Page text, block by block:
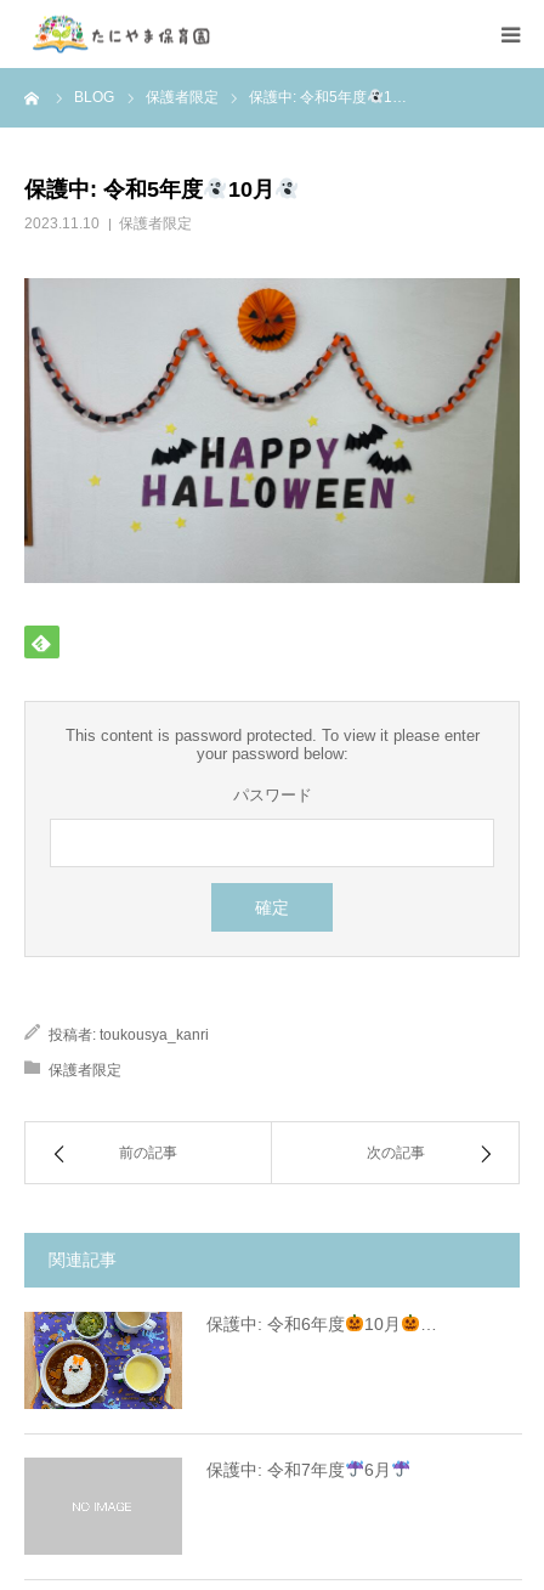
BLOG 保護者限定 保護中: 令和5年度 1…
保護中: 令和5年度 10月
2023.11.10 保護者限定
This content is password protected. To view it please enter
your password below:
パスワード
投稿者: toukousya_kanri
保護者限定
前の記事 次の記事
関連記事
保護中: 令和6年度 10月
保護中: 令和7年度 6月
ごあいさつ
お問合せ
保護者様限定